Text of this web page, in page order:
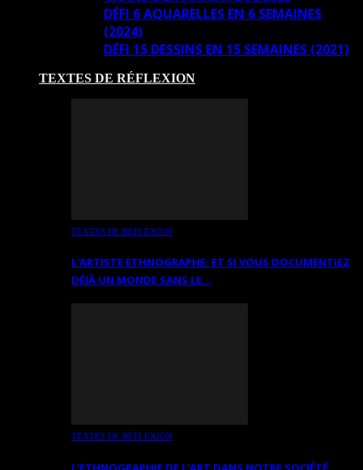
DÉFI 6 AQUARELLES EN 6 SEMAINES
(2024)
DÉFI 15 DESSINS EN 15 SEMAINES (2021)
TEXTES DE RÉFLEXION
TEXTES DE RÉFLEXION
L’ARTISTE ETHNOGRAPHE: ET SI VOUS DOCUMENTIEZ
DÉJÀ UN MONDE SANS LE…
TEXTES DE RÉFLEXION